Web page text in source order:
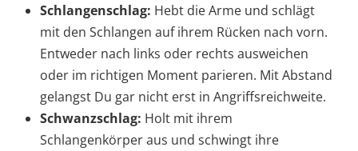
Schlangenschlag: Hebt die Arme und schlägt
mit den Schlangen auf ihrem Rücken nach vorn.
Entweder nach links oder rechts ausweichen
oder im richtigen Moment parieren. Mit Abstand
gelangst Du gar nicht erst in Angriffsreichweite.
Schwanzschlag: Holt mit ihrem
Schlangenkörper aus und schwingt ihre